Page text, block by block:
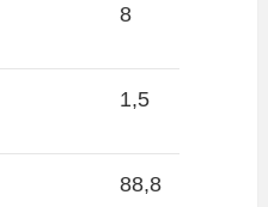
8
1,5
88,8